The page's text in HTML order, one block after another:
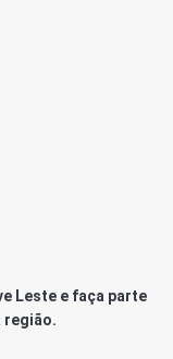
Leste e faça parte
região.